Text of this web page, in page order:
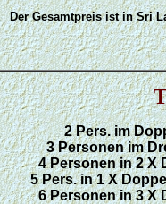
Der Gesamtpreis ist in Sri
2 Pers. im
3 Personen im
4 Personen in 2 X
5 Pers. in 1 X
6 Personen in 3 X